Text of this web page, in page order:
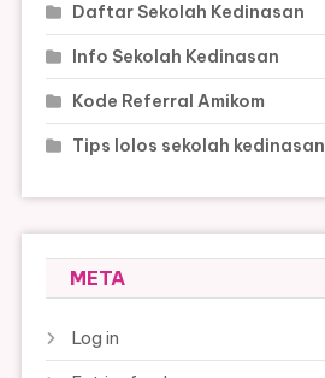
Daftar Sekolah Kedinasan
Info Sekolah Kedinasan
Kode Referral Amikom
Tips lolos sekolah kedinasan
META
Log in